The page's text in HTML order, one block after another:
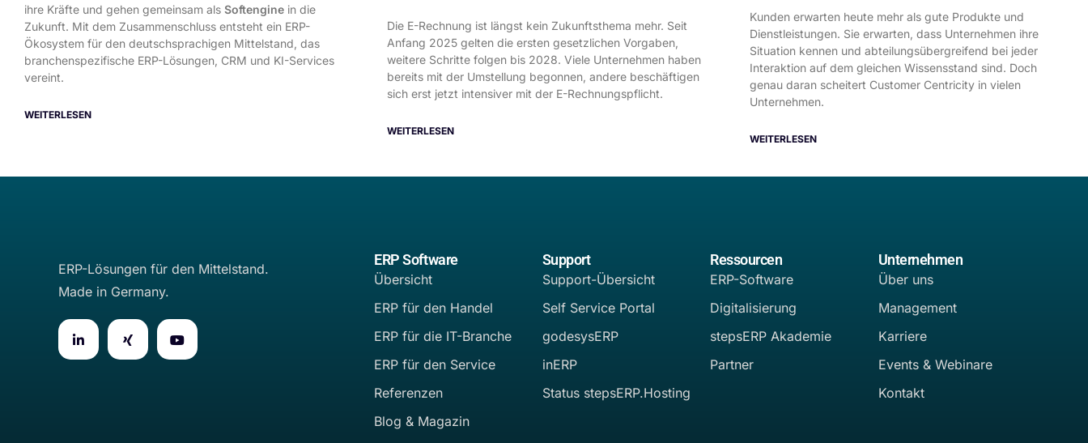
ihre Kräfte und gehen gemeinsam als Softengine in die
Zukunft. Mit dem Zusammenschluss entsteht ein ERP-
Ökosystem für den deutschsprachigen Mittelstand, das
branchenspezifische ERP-Lösungen, CRM und KI-Services
vereint.
WEITERLESEN
Die E-Rechnung ist längst kein Zukunftsthema mehr. Seit
Anfang 2025 gelten die ersten gesetzlichen Vorgaben,
weitere Schritte folgen bis 2028. Viele Unternehmen haben
bereits mit der Umstellung begonnen, andere beschäftigen
sich erst jetzt intensiver mit der E-Rechnungspflicht.
WEITERLESEN
Kunden erwarten heute mehr als gute Produkte und
Dienstleistungen. Sie erwarten, dass Unternehmen ihre
Situation kennen und abteilungsübergreifend bei jeder
Interaktion auf dem gleichen Wissensstand sind. Doch
genau daran scheitert Customer Centricity in vielen
Unternehmen.
WEITERLESEN
ERP-Lösungen für den Mittelstand.
Made in Germany.
ERP Software
Übersicht
ERP für den Handel
ERP für die IT-Branche
ERP für den Service
Referenzen
Blog & Magazin
Support
Support-Übersicht
Self Service Portal
godesysERP
inERP
Status stepsERP.Hosting
Ressourcen
ERP-Software
Digitalisierung
stepsERP Akademie
Partner
Unternehmen
Über uns
Management
Karriere
Events & Webinare
Kontakt